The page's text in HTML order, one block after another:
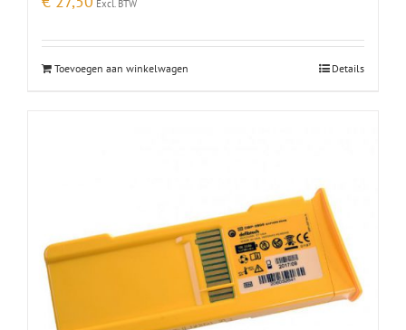
Excl. BTW
Toevoegen aan winkelwagen Details